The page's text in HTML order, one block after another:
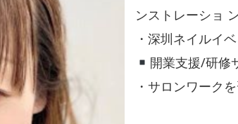
ンストレーショ
・深圳ネイルイ
開業支援/研修
・サロンワーク